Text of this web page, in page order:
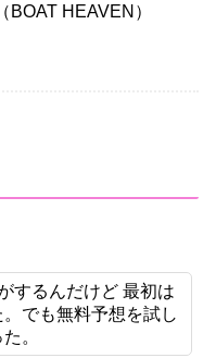
BOAT HEAVEN）
するんだけど 最初は
。でも無料予想を試し
。